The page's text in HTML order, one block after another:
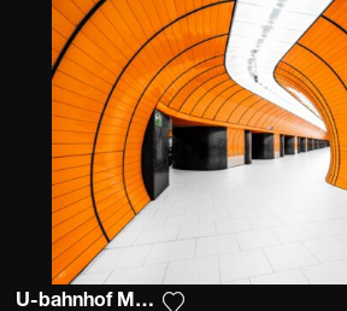
U-bahnhof Marienplatz